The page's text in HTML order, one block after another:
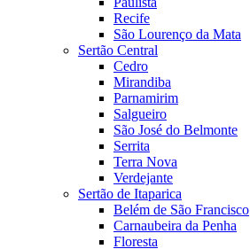
Recife
São Lourenço da Mata
Sertão Central
Cedro
Mirandiba
Parnamirim
Salgueiro
São José do Belmonte
Serrita
Terra Nova
Verdejante
Sertão de Itaparica
Belém de São Francisco
Carnaubeira da Penha
Floresta